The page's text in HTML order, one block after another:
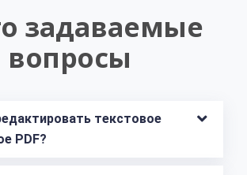
задаваемые
вопросы
текстовое
PDF?